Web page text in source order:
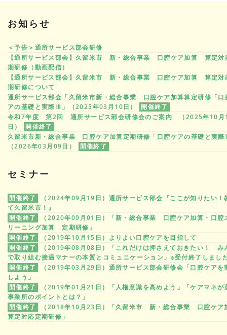
お知らせ
＜予告＞通所サービス部会研修
【通所サービス部会】久留米市 新・総合事業 口腔ケア加算 算定対
期研修（動画配信）
【通所サービス部会】久留米市 新・総合事業 口腔ケア加算 算定対
期研修について
通所サービス部会「久留米市新・総合事業 口腔ケア加算算定研修「口
アの基礎と実際Ⅲ」（2025年03月10日）
開催終了
令和7年度 第2回 通所サービス部会研修会のご案内 （2025年10月
日）
開催終了
久留米市新・総合事業 口腔ケア加算定期研修「口腔ケアの基礎と実
（2026年03月09日）
開催終了
セミナー
開催終了
（2024年09月19日）通所サービス部会『ここが知りたい！
て久留米市！』
開催終了
（2020年09月01日）「新・総合事業 口腔ケア加算・口腔
リーニング加算 定期研修」
開催終了
（2019年10月15日）よりよい口腔ケアを目指して
開催終了
（2019年08月08日）「これだけは押さえておきたい！ み
で取り組む接遇マナーの本質とコミュニケーション」※受付終了しまし
開催終了
（2019年03月29日）通所サービス部会研修会「口腔ケアを
しよう」
開催終了
（2019年01月21日）「人権意識を高めよう」「ケアマネが
事業所のポイントとは？」
開催終了
（2018年10月23日）「久留米市 新・総合事業 口腔ケア
算定対応定期研修」